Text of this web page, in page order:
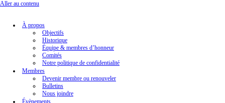
Aller au contenu
À propos
Objectifs
Historique
Équipe & membres d’honneur
Comités
Notre politique de confidentialité
Membres
Devenir membre ou renouveler
Bulletins
Nous joindre
Évènements